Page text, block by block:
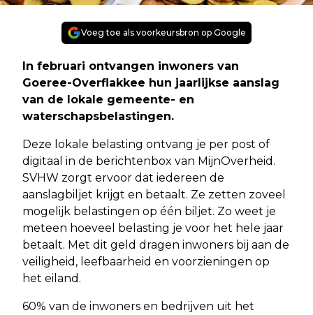
Voeg toe als voorkeursbron op Google
In februari ontvangen inwoners van
Goeree-Overflakkee hun jaarlijkse aanslag
van de lokale gemeente- en
waterschapsbelastingen.
Deze lokale belasting ontvang je per post of
digitaal in de berichtenbox van MijnOverheid.
SVHW zorgt ervoor dat iedereen de
aanslagbiljet krijgt en betaalt. Ze zetten zoveel
mogelijk belastingen op één biljet. Zo weet je
meteen hoeveel belasting je voor het hele jaar
betaalt. Met dit geld dragen inwoners bij aan de
veiligheid, leefbaarheid en voorzieningen op
het eiland.
60% van de inwoners en bedrijven uit het